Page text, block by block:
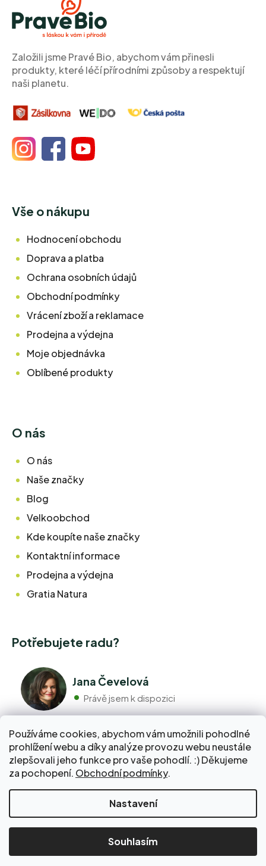
Používáme cookies, abychom vám umožnili pohodlné
prohlížení webu a díky analýze provozu webu neustále
zlepšovali jeho funkce pro vaše pohodlí. :) Děkujeme
za pochopení. Obchodní podmínky.
Nastavení
Souhlasím
Nakupte za 2 000 Kč a dopravu do Balíkovny zaplatíme
Založili jsme Pravé Bio, abychom vám přinesli
produkty, které léčí přírodními způsoby a respektují
naši planetu.
Vše o nákupu
Hodnocení obchodu
Doprava a platba
Ochrana osobních údajů
Obchodní podmínky
Vrácení zboží a reklamace
Prodejna a výdejna
Moje objednávka
Oblíbené produkty
O nás
O nás
Naše značky
Blog
Velkoobchod
Kde koupíte naše značky
Kontaktní informace
Prodejna a výdejna
Gratia Natura
Potřebujete radu?
Jana Čevelová
Právě jsem k dispozici
+420 776 298 517
Volejte pondělí - pátek 9:00 až 17:00
info@pravebio.cz
Napište nám kdykoli, snažíme se vždy odpovědět do 24
Vytvořil Shoptet Premium
Copyright 2026www.pravebio.cz. Všechna
práva vyhrazena.Upravit nastavení cookies